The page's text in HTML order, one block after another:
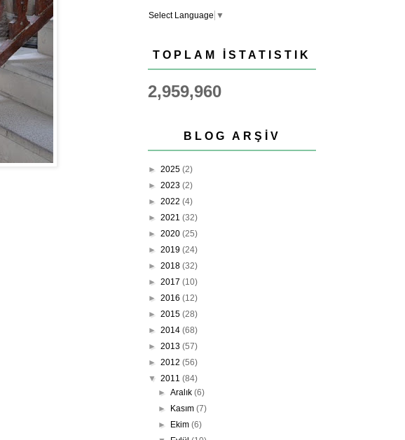
Select Language ▼
TOPLAM İSTATISTIK
2,959,960
BLOG ARŞIV
► 2025 (2)
► 2023 (2)
► 2022 (4)
► 2021 (32)
► 2020 (25)
► 2019 (24)
► 2018 (32)
► 2017 (10)
► 2016 (12)
► 2015 (28)
► 2014 (68)
► 2013 (57)
► 2012 (56)
▼ 2011 (84)
►Aralık(6)
► Kasım(7)
► Ekim(6)